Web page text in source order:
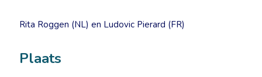
Rita Roggen (NL) en Ludovic Pierard (FR)
Plaats